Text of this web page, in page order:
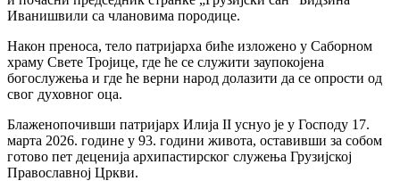
Иванишвили са члановима породице.
Након преноса, тело патријарха биће изложено у Саборном
храму Свете Тројице, где ће се служити заупокојена
богослужења и где ће верни народ долазити да се опрости од
свог духовног оца.
Блаженопочивши патријарх Илија II уснуо је у Господу 17.
марта 2026. године у 93. години живота, оставивши за собом
готово пет деценија архипастирског служења Грузијској
Православној Цркви.